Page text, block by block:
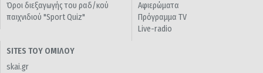
Όροι διεξαγωγής του ραδ/κού
παιχνιδιού "Sport Quiz"
Αφιερώματα
Πρόγραμμα TV
Live-radio
SITES ΤΟΥ ΟΜΙΛΟΥ
skai.gr